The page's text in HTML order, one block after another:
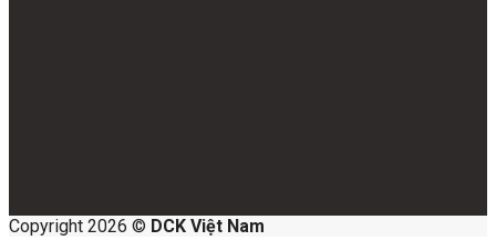
Copyright 2026 © DCK Việt Nam